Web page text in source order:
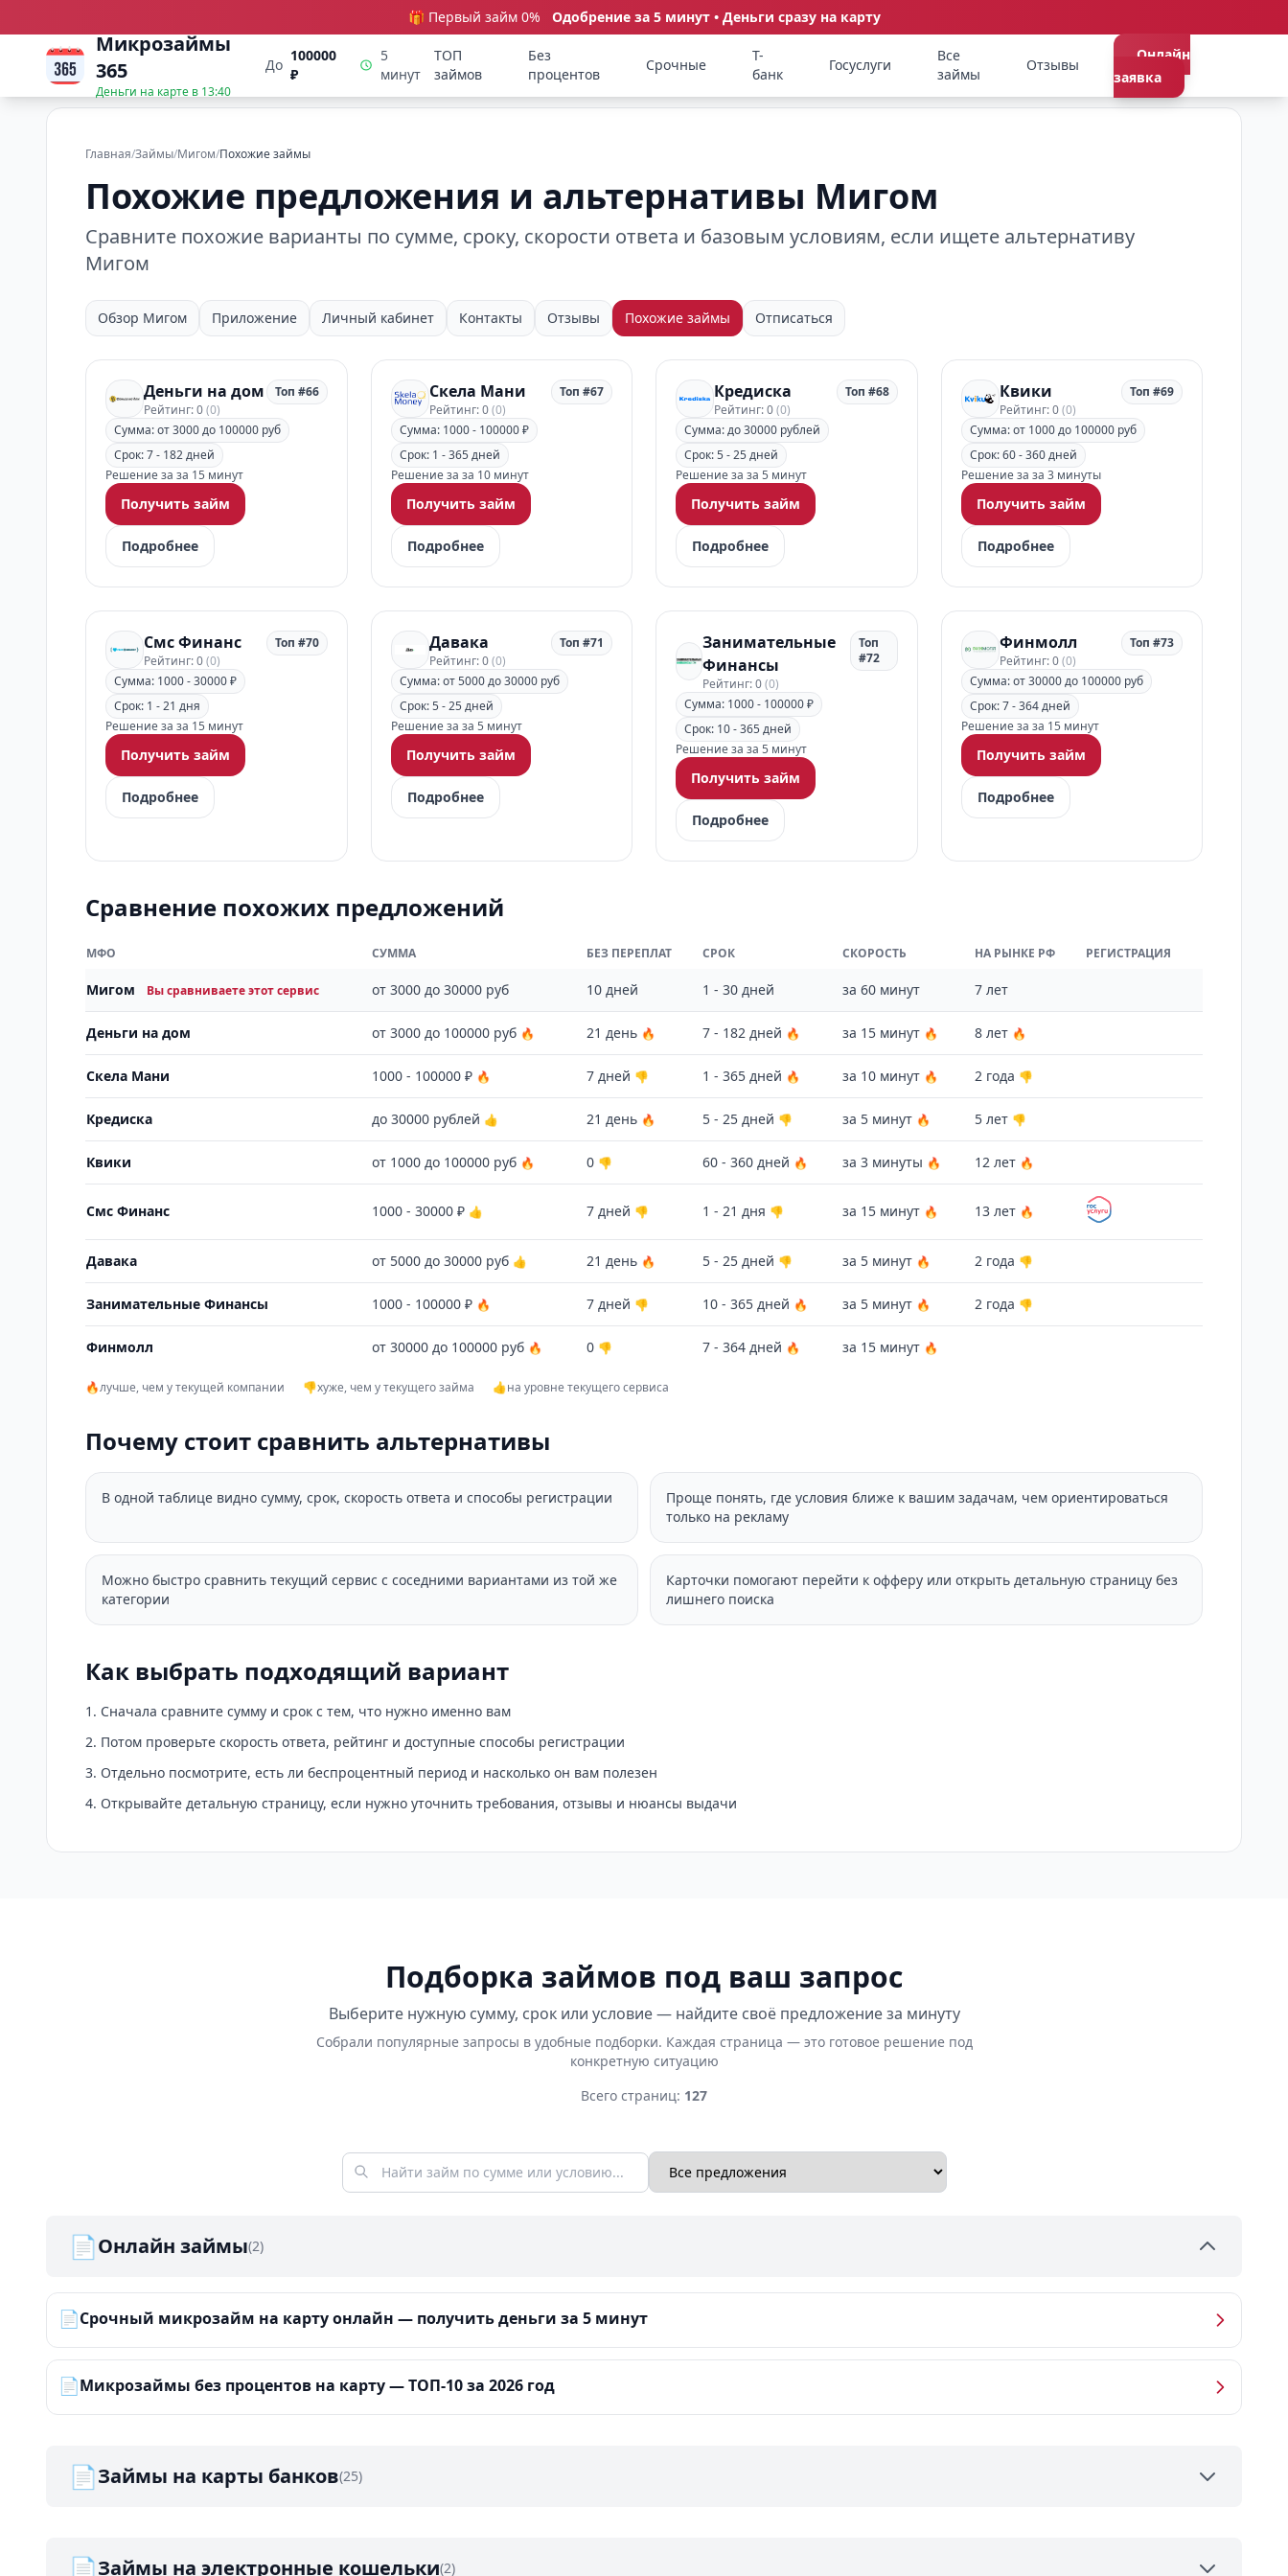
🎁 Первый займ 0% Одобрение за 5 минут • Деньги сразу на карту
Микрозаймы
365
Деньги на карте в 13:40
До
100000
₽
5
минут
ТОП
займов
Без
процентов
Срочные
Т-
банк
Госуслуги
Все
займы
Отзывы
Онлайн
заявка
Главная/Займы/Мигом/Похожие займы
Похожие предложения и альтернативы Мигом
Сравните похожие варианты по сумме, сроку, скорости ответа и базовым условиям, если ищете альтернативу
Мигом
Обзор Мигом Приложение Личный кабинет Контакты Отзывы Похожие займы Отписаться
Деньги на дом
Рейтинг: 0(0)
Топ #66
Сумма: от 3000 до 100000 руб
Срок: 7 - 182 дней
Решение за за 15 минут
Получить займ
Подробнее
Скела Мани
Рейтинг: 0(0)
Топ #67
Сумма: 1000 - 100000 ₽
Срок: 1 - 365 дней
Решение за за 10 минут
Получить займ
Подробнее
Кредиска
Рейтинг: 0(0)
Топ #68
Сумма: до 30000 рублей
Срок: 5 - 25 дней
Решение за за 5 минут
Получить займ
Подробнее
Квики
Рейтинг: 0(0)
Топ #69
Сумма: от 1000 до 100000 руб
Срок: 60 - 360 дней
Решение за за 3 минуты
Получить займ
Подробнее
Смс Финанс
Рейтинг: 0(0)
Топ #70
Сумма: 1000 - 30000 ₽
Срок: 1 - 21 дня
Решение за за 15 минут
Получить займ
Подробнее
Давака
Рейтинг: 0(0)
Топ #71
Сумма: от 5000 до 30000 руб
Срок: 5 - 25 дней
Решение за за 5 минут
Получить займ
Подробнее
Занимательные
Финансы
Рейтинг: 0(0)
Топ
#72
Сумма: 1000 - 100000 ₽
Срок: 10 - 365 дней
Решение за за 5 минут
Получить займ
Подробнее
Финмолл
Рейтинг: 0(0)
Топ #73
Сумма: от 30000 до 100000 руб
Срок: 7 - 364 дней
Решение за за 15 минут
Получить займ
Подробнее
Сравнение похожих предложений
МФО СУММА БЕЗ ПЕРЕПЛАТ СРОК СКОРОСТЬ НА РЫНКЕ РФ РЕГИСТРАЦИЯ
Мигом Вы сравниваете этот сервис от 3000 до 30000 руб 10 дней 1 - 30 дней за 60 минут 7 лет
Деньги на дом от 3000 до 100000 руб 🔥 21 день 🔥 7 - 182 дней 🔥 за 15 минут 🔥 8 лет 🔥
Скела Мани 1000 - 100000 ₽ 🔥 7 дней 👎 1 - 365 дней 🔥 за 10 минут 🔥 2 года 👎
Кредиска до 30000 рублей 👍 21 день 🔥 5 - 25 дней 👎 за 5 минут 🔥 5 лет 👎
Квики от 1000 до 100000 руб 🔥 0 👎 60 - 360 дней 🔥 за 3 минуты 🔥 12 лет 🔥
Смс Финанс 1000 - 30000 ₽ 👍 7 дней 👎 1 - 21 дня 👎 за 15 минут 🔥 13 лет 🔥
Давака от 5000 до 30000 руб 👍 21 день 🔥 5 - 25 дней 👎 за 5 минут 🔥 2 года 👎
Занимательные Финансы 1000 - 100000 ₽ 🔥 7 дней 👎 10 - 365 дней 🔥 за 5 минут 🔥 2 года 👎
Финмолл от 30000 до 100000 руб 🔥 0 👎 7 - 364 дней 🔥 за 15 минут 🔥
🔥лучше, чем у текущей компании 👎хуже, чем у текущего займа 👍на уровне текущего сервиса
Почему стоит сравнить альтернативы
В одной таблице видно сумму, срок, скорость ответа и способы регистрации
Проще понять, где условия ближе к вашим задачам, чем ориентироваться
только на рекламу
Можно быстро сравнить текущий сервис с соседними вариантами из той же
категории
Карточки помогают перейти к офферу или открыть детальную страницу без
лишнего поиска
Как выбрать подходящий вариант
Сначала сравните сумму и срок с тем, что нужно именно вам
Потом проверьте скорость ответа, рейтинг и доступные способы регистрации
Отдельно посмотрите, есть ли беспроцентный период и насколько он вам полезен
Открывайте детальную страницу, если нужно уточнить требования, отзывы и нюансы выдачи
Подборка займов под ваш запрос
Выберите нужную сумму, срок или условие — найдите своё предложение за минуту
Собрали популярные запросы в удобные подборки. Каждая страница — это готовое решение под
конкретную ситуацию
Всего страниц: 127
📄Онлайн займы(2)
📄Срочный микрозайм на карту онлайн — получить деньги за 5 минут
📄Микрозаймы без процентов на карту — ТОП-10 за 2026 год
📄Займы на карты банков(25)
📄Займы на электронные кошельки(2)